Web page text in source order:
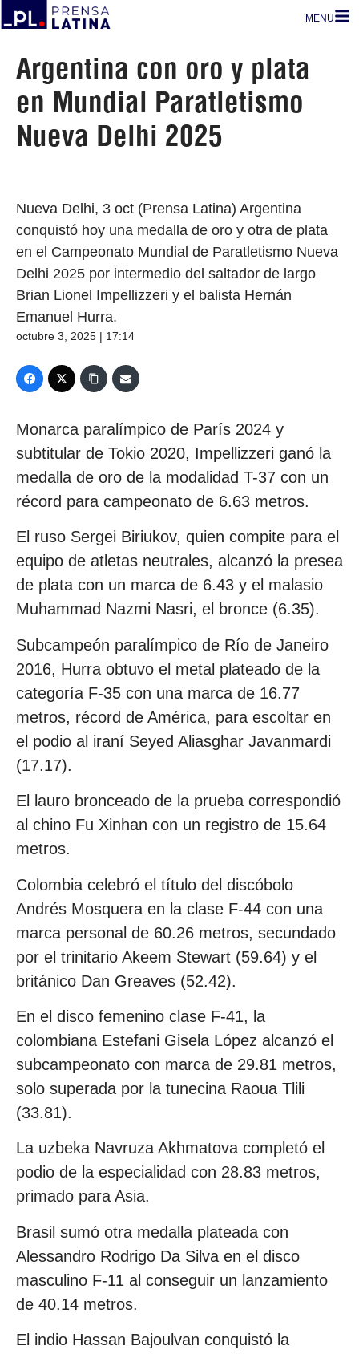
MENU
Argentina con oro y plata
en Mundial Paratletismo
Nueva Delhi 2025
Nueva Delhi, 3 oct (Prensa Latina) Argentina
conquistó hoy una medalla de oro y otra de plata
en el Campeonato Mundial de Paratletismo Nueva
Delhi 2025 por intermedio del saltador de largo
Brian Lionel Impellizzeri y el balista Hernán
Emanuel Hurra.
octubre 3, 2025 | 17:14
Monarca paralímpico de París 2024 y
subtitular de Tokio 2020, Impellizzeri ganó la
medalla de oro de la modalidad T-37 con un
récord para campeonato de 6.63 metros.
El ruso Sergei Biriukov, quien compite para el
equipo de atletas neutrales, alcanzó la presea
de plata con un marca de 6.43 y el malasio
Muhammad Nazmi Nasri, el bronce (6.35).
Subcampeón paralímpico de Río de Janeiro
2016, Hurra obtuvo el metal plateado de la
categoría F-35 con una marca de 16.77
metros, récord de América, para escoltar en
el podio al iraní Seyed Aliasghar Javanmardi
(17.17).
El lauro bronceado de la prueba correspondió
al chino Fu Xinhan con un registro de 15.64
metros.
Colombia celebró el título del discóbolo
Andrés Mosquera en la clase F-44 con una
marca personal de 60.26 metros, secundado
por el trinitario Akeem Stewart (59.64) y el
británico Dan Greaves (52.42).
En el disco femenino clase F-41, la
colombiana Estefani Gisela López alcanzó el
subcampeonato con marca de 29.81 metros,
solo superada por la tunecina Raoua Tlili
(33.81).
La uzbeka Navruza Akhmatova completó el
podio de la especialidad con 28.83 metros,
primado para Asia.
Brasil sumó otra medalla plateada con
Alessandro Rodrigo Da Silva en el disco
masculino F-11 al conseguir un lanzamiento
de 40.14 metros.
El indio Hassan Bajoulvan conquistó la